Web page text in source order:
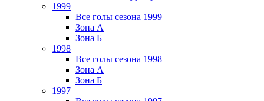
1999
Все голы сезона 1999
Зона А
Зона Б
1998
Все голы сезона 1998
Зона А
Зона Б
1997